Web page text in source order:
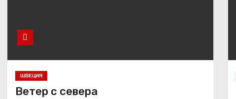
ШВЕЦИЯ
Ветер с севера